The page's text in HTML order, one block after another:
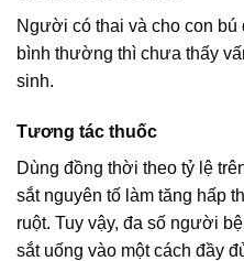
Người có thai và cho con bú
bình thường thì chưa thấy
sinh.
Tương tác thuốc
Dùng đồng thời theo tỷ lệ
sắt nguyên tố làm tăng hấp
ruột. Tuy vậy, đa số người
sắt uống vào một cách đầy